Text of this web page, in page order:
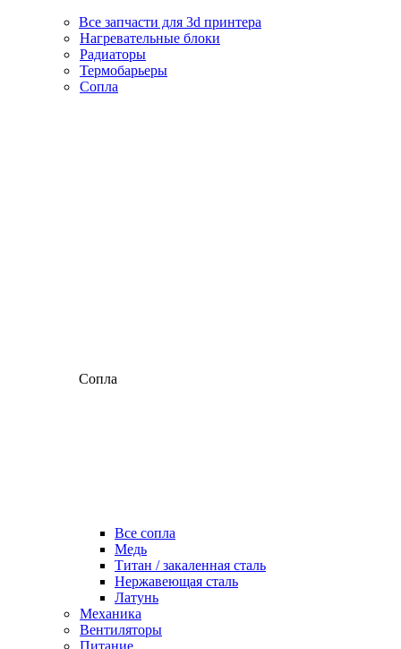
Все запчасти для 3d принтера
Нагревательные блоки
Радиаторы
Термобарьеры
Сопла
Сопла
Все сопла
Медь
Титан / закаленная сталь
Нержавеющая сталь
Латунь
Механика
Вентиляторы
Питание